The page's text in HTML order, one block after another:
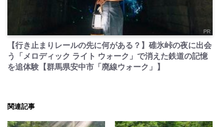
PR
【行き止まりレールの先に何がある？】碓氷峠の夜に出会
う「メロディック ライト ウォーク」で消えた鉄道の記憶
を追体験【群馬県安中市「廃線ウォーク」】
関連記事